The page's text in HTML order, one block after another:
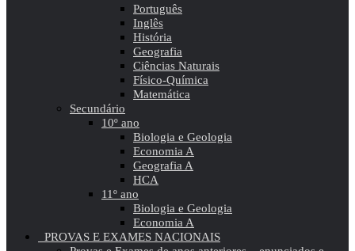
Português
Inglês
História
Geografia
Ciências Naturais
Físico-Química
Matemática
Secundário
10º ano
Biologia e Geologia
Economia A
Geografia A
HCA
11º ano
Biologia e Geologia
Economia A
PROVAS E EXAMES NACIONAIS